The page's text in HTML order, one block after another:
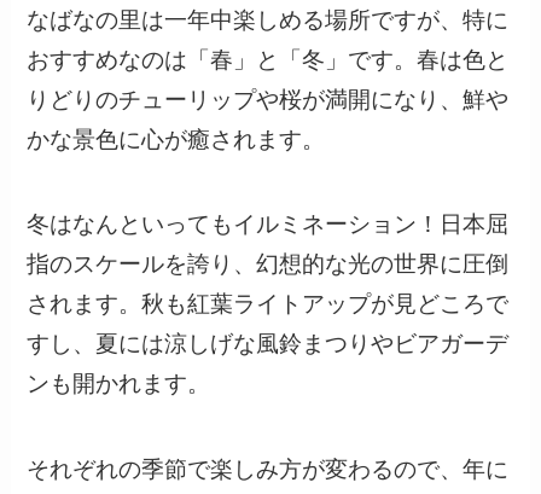
なばなの里は一年中楽しめる場所ですが、特に
おすすめなのは「春」と「冬」です。春は色と
りどりのチューリップや桜が満開になり、鮮や
かな景色に心が癒されます。
冬はなんといってもイルミネーション！日本屈
指のスケールを誇り、幻想的な光の世界に圧倒
されます。秋も紅葉ライトアップが見どころで
すし、夏には涼しげな風鈴まつりやビアガーデ
ンも開かれます。
それぞれの季節で楽しみ方が変わるので、年に